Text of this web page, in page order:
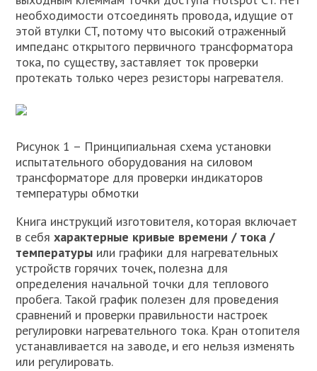
необходимости отсоединять провода, идущие от
этой втулки CT, потому что высокий отраженный
импеданс открытого первичного трансформатора
тока, по существу, заставляет ток проверки
протекать только через резисторы нагревателя.
Рисунок 1 – Принципиальная схема установки
испытательного оборудования на силовом
трансформаторе для проверки индикаторов
температуры обмотки
Книга инструкций изготовителя, которая включает
в себяхарактерные кривые времени / тока /
температуры или графики для нагревательных
устройств горячих точек, полезна для
определения начальной точки для теплового
пробега. Такой график полезен для проведения
сравнений и проверки правильности настроек
регулировки нагревательного тока. Кран отопителя
устанавливается на заводе, и его нельзя изменять
или регулировать.